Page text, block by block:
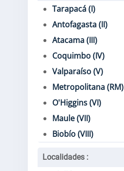
Tarapacá (I)
Antofagasta (II)
Atacama (III)
Coquimbo (IV)
Valparaíso (V)
Metropolitana (RM)
O'Higgins (VI)
Maule (VII)
Biobío (VIII)
Localidades :